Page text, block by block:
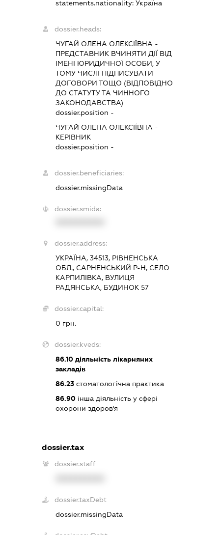
statements.nationality: Україна
dossier.heads:
ЧУГАЙ ОЛЕНА ОЛЕКСІЇВНА -
ПРЕДСТАВНИК ВЧИНЯТИ ДІЇ ВІД
ІМЕНІ ЮРИДИЧНОЇ ОСОБИ, У
ТОМУ ЧИСЛІ ПІДПИСУВАТИ
ДОГОВОРИ ТОЩО (ВІДПОВІДНО
ДО СТАТУТУ ТА ЧИННОГО
ЗАКОНОДАВСТВА)
dossier.position -
ЧУГАЙ ОЛЕНА ОЛЕКСІЇВНА -
КЕРІВНИК
dossier.position -
dossier.beneficiaries:
dossier.missingData
dossier.smida:
dossier.address:
УКРАЇНА, 34513, РІВНЕНСЬКА
ОБЛ., САРНЕНСЬКИЙ Р-Н, СЕЛО
КАРПИЛІВКА, ВУЛИЦЯ
РАДЯНСЬКА, БУДИНОК 57
dossier.capital:
0 грн.
dossier.kveds:
86.10діяльність лікарняних
закладів
86.23стоматологічна практика
86.90інша діяльність у сфері
охорони здоров'я
dossier.tax
dossier.staff
dossier.taxDebt
dossier.missingData